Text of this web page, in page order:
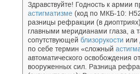
Здравствуйте! Годность к армии
астигматизме (код по МКБ-10:
разницы рефракции (в
главными меридианами глаза, а
сопутствующей близорукости или
по себе термин «сложный
автоматического освобождения
вооруженных сил. Разница